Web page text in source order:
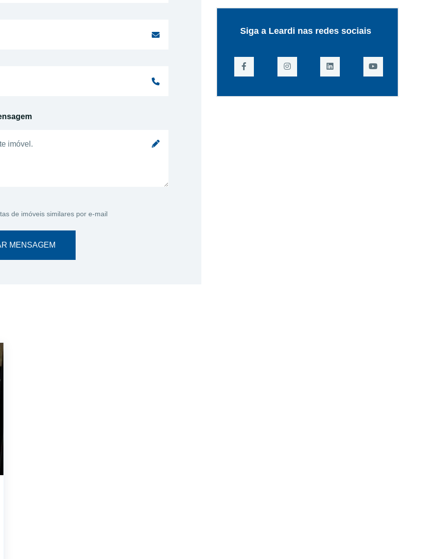
de imóveis similares por e-mail
MENSAGEM
Siga a Leardi nas redes sociais